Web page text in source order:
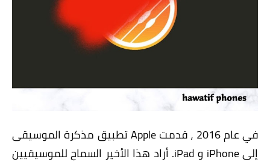
في عام 2016 ، قدمت Apple تطبيق مذكرة الموسيقى
إلى iPhone و iPad. أراد هذا الأخير السماح للموسيقيين